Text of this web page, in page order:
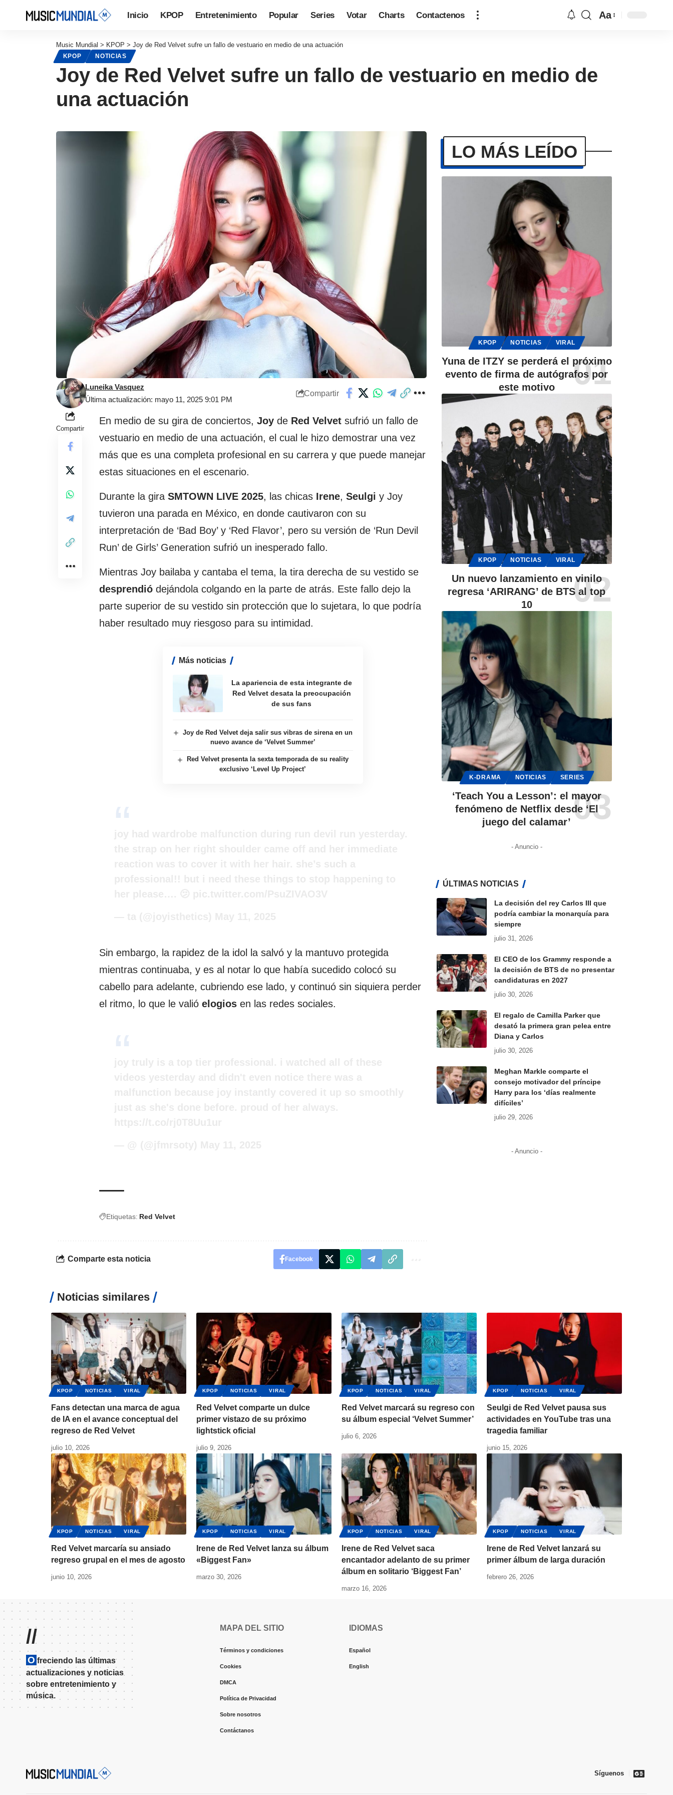
Inicio KPOP Entretenimiento Popular Series Votar Charts Contactenos Aa
Music Mundial > KPOP > Joy de Red Velvet sufre un fallo de vestuario en medio de una actuación
KPOP NOTICIAS
Joy de Red Velvet sufre un fallo de vestuario en medio de
una actuación
Última actualización: mayo 11, 2025 9:01 PM
Luneika Vasquez
Compartir
Compartir
En medio de su gira de conciertos, Joy de Red Velvet sufrió un fallo de
vestuario en medio de una actuación, el cual le hizo demostrar una vez
más que es una completa profesional en su carrera y que puede manejar
estas situaciones en el escenario.
Durante la gira SMTOWN LIVE 2025, las chicas Irene, Seulgi y Joy
tuvieron una parada en México, en donde cautivaron con su
interpretación de ‘Bad Boy’ y ‘Red Flavor’, pero su versión de ‘Run Devil
Run’ de Girls’ Generation sufrió un inesperado fallo.
Mientras Joy bailaba y cantaba el tema, la tira derecha de su vestido se
desprendió dejándola colgando en la parte de atrás. Este fallo dejo la
parte superior de su vestido sin protección que lo sujetara, lo que podría
haber resultado muy riesgoso para su intimidad.
Más noticias
La apariencia de esta integrante de
Red Velvet desata la preocupación
de sus fans
Joy de Red Velvet deja salir sus vibras de sirena en un
nuevo avance de ‘Velvet Summer’
Red Velvet presenta la sexta temporada de su reality
exclusivo ‘Level Up Project’
Sin embargo, la rapidez de la idol la salvó y la mantuvo protegida
mientras continuaba, y es al notar lo que había sucedido colocó su
cabello para adelante, cubriendo ese lado, y continuó sin siquiera perder
el ritmo, lo que le valió elogios en las redes sociales.
Etiquetas: Red Velvet
Comparte esta noticia Facebook
LO MÁS LEÍDO
KPOP NOTICIAS VIRAL
Yuna de ITZY se perderá el próximo
evento de firma de autógrafos por
este motivo
KPOP NOTICIAS VIRAL
Un nuevo lanzamiento en vinilo
regresa ‘ARIRANG’ de BTS al top
10
K-DRAMA NOTICIAS SERIES
‘Teach You a Lesson’: el mayor
fenómeno de Netflix desde ‘El
juego del calamar’
- Anuncio -
ÚLTIMAS NOTICIAS
La decisión del rey Carlos III que
podría cambiar la monarquía para
siempre
julio 31, 2026
El CEO de los Grammy responde a
la decisión de BTS de no presentar
candidaturas en 2027
julio 30, 2026
El regalo de Camilla Parker que
desató la primera gran pelea entre
Diana y Carlos
julio 30, 2026
Meghan Markle comparte el
consejo motivador del príncipe
Harry para los ‘días realmente
difíciles’
julio 29, 2026
- Anuncio -
Noticias similares
KPOP NOTICIAS VIRAL
Fans detectan una marca de agua
de IA en el avance conceptual del
regreso de Red Velvet
julio 10, 2026
KPOP NOTICIAS VIRAL
Red Velvet comparte un dulce
primer vistazo de su próximo
lightstick oficial
julio 9, 2026
KPOP NOTICIAS VIRAL
Red Velvet marcará su regreso con
su álbum especial ‘Velvet Summer’
julio 6, 2026
KPOP NOTICIAS VIRAL
Seulgi de Red Velvet pausa sus
actividades en YouTube tras una
tragedia familiar
junio 15, 2026
KPOP NOTICIAS VIRAL
Red Velvet marcaría su ansiado
regreso grupal en el mes de agosto
junio 10, 2026
KPOP NOTICIAS VIRAL
Irene de Red Velvet lanza su álbum
«Biggest Fan»
marzo 30, 2026
KPOP NOTICIAS VIRAL
Irene de Red Velvet saca
encantador adelanto de su primer
álbum en solitario ‘Biggest Fan’
marzo 16, 2026
KPOP NOTICIAS VIRAL
Irene de Red Velvet lanzará su
primer álbum de larga duración
febrero 26, 2026
//
O freciendo las últimas
actualizaciones y noticias
sobre entretenimiento y
música.
MAPA DEL SITIO
Términos y condiciones
Cookies
DMCA
Política de Privacidad
Sobre nosotros
Contáctanos
IDIOMAS
Español
English
Síguenos